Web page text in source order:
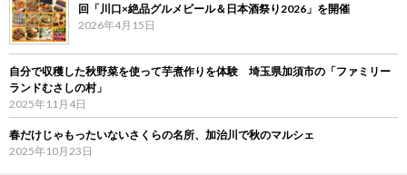
回「川口×絶品グルメビール＆日本酒祭り2026」を開催
2026年4月15日
自分で収穫した秋野菜を使って芋煮作りを体験 埼玉県加須市の「ファミリー
ランドむさしの村」
2025年11月4日
春だけじゃもったいないさくらの名所、加治川で秋のマルシェ
2025年10月23日